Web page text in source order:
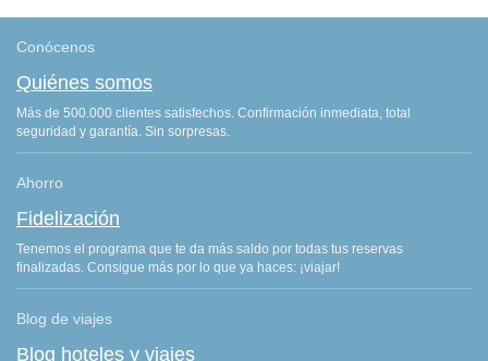
Conócenos
Quiénes somos
Más de 500.000 clientes satisfechos. Confirmación inmediata, total
seguridad y garantía. Sin sorpresas.
Ahorro
Fidelización
Tenemos el programa que te da más saldo por todas tus reservas
finalizadas. Consigue más por lo que ya haces: ¡viajar!
Blog de viajes
Blog hoteles y viajes